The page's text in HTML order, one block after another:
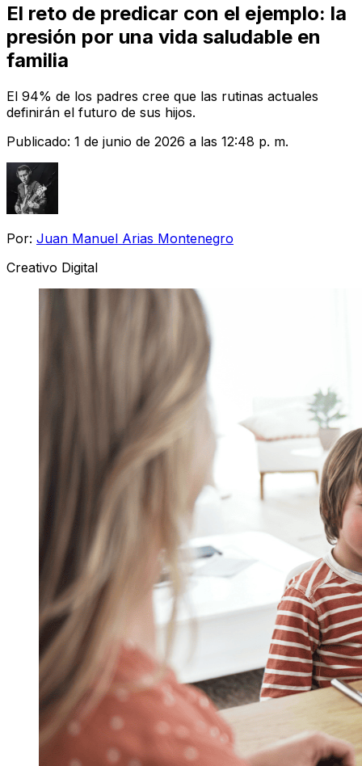
El reto de predicar con el ejemplo: la
presión por una vida saludable en
familia
El 94% de los padres cree que las rutinas actuales
definirán el futuro de sus hijos.
Publicado: 1 de junio de 2026 a las 12:48 p. m.
Por: Juan Manuel Arias Montenegro
Creativo Digital